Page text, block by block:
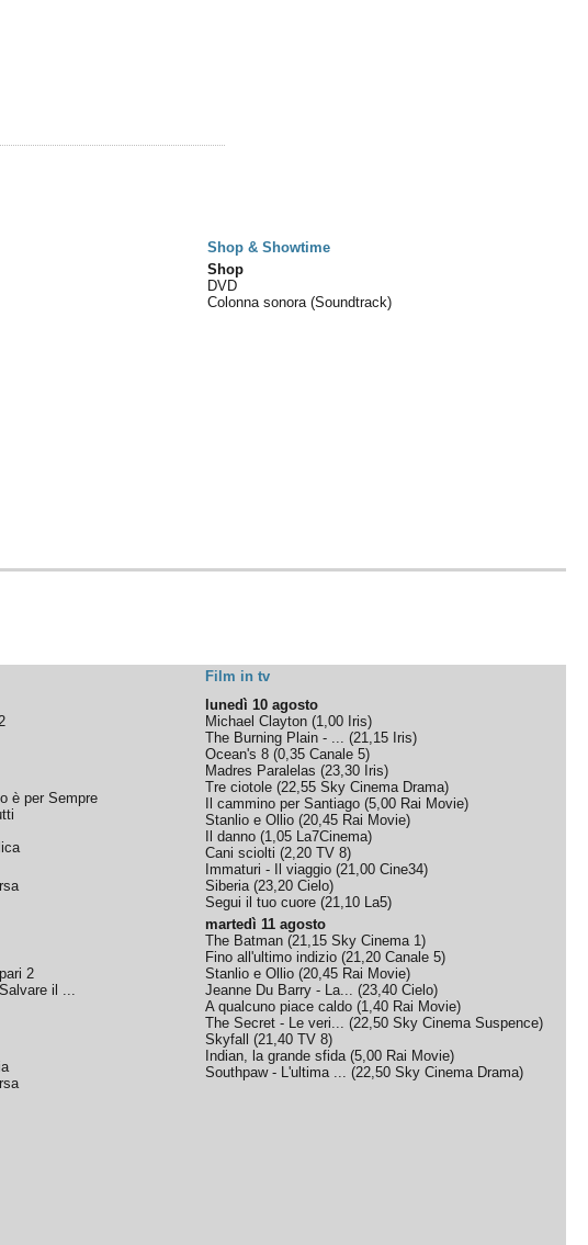
Shop & Showtime
Shop
DVD
Colonna sonora (Soundtrack)
Film in tv
è per Sempre
2
il ...
lunedì 10 agosto
Michael Clayton (1,00 Iris)
The Burning Plain - ... (21,15 Iris)
Ocean's 8 (0,35 Canale 5)
Madres Paralelas (23,30 Iris)
Tre ciotole (22,55 Sky Cinema Drama)
Il cammino per Santiago (5,00 Rai Movie)
Stanlio e Ollio (20,45 Rai Movie)
Il danno (1,05 La7Cinema)
Cani sciolti (2,20 TV 8)
Immaturi - Il viaggio (21,00 Cine34)
Siberia(23,20 Cielo)
Segui il tuo cuore (21,10 La5)
martedì 11 agosto
The Batman (21,15 Sky Cinema 1)
Fino all'ultimo indizio (21,20 Canale 5)
Stanlio e Ollio (20,45 Rai Movie)
Jeanne Du Barry - La... (23,40 Cielo)
A qualcuno piace caldo (1,40 Rai Movie)
The Secret - Le veri... (22,50 Sky Cinema Suspence)
Skyfall (21,40 TV 8)
Indian, la grande sfida(5,00 Rai Movie)
Southpaw - L'ultima ... (22,50 Sky Cinema Drama)